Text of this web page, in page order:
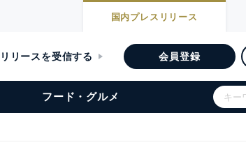
国内プレスリリース
リースを受信する 会員登録
フード・グルメ